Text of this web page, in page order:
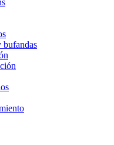
bufandas